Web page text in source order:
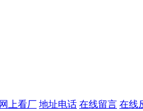
网上看厂 地址电话 在线留言 在线